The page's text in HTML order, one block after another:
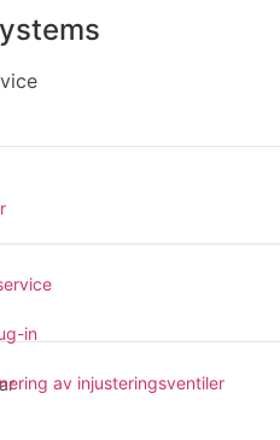
in
av injusteringsventiler